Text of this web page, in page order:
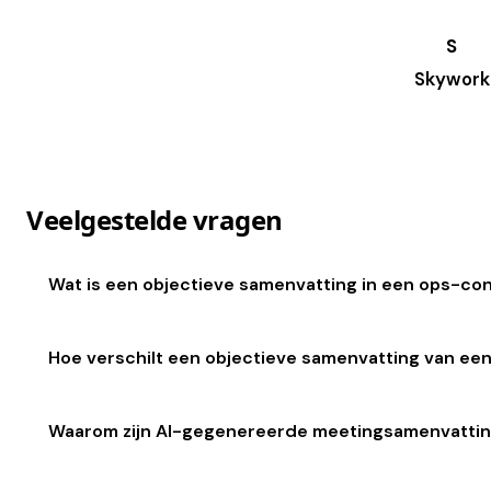
Skywork
Veelgestelde vragen
Wat is een objectieve samenvatting in een ops-
Hoe verschilt een objectieve samenvatting van
Waarom zijn AI-gegenereerde